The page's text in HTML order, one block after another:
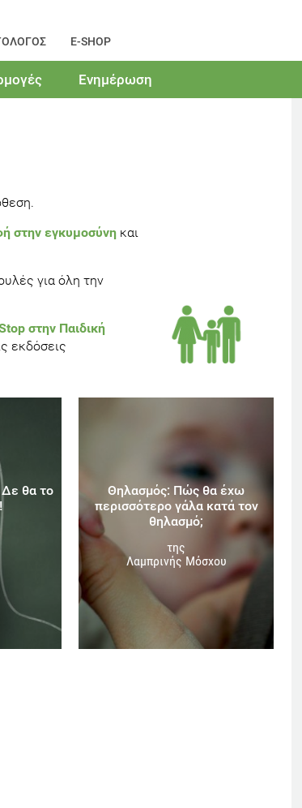
E-SHOP
Ενημέρωση
στην εγκυμοσύνη και
για όλη την
στην Παιδική
εκδόσεις
Δε θα το
Θηλασμός: Πώς θα έχω
περισσότερο γάλα κατά τον
θηλασμό;
της
Λαμπρινής Μόσχου